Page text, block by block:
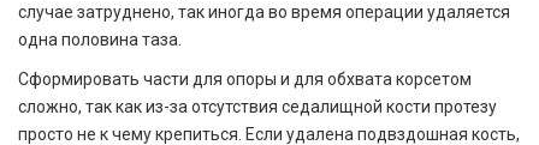
случае затруднено, так иногда во время операции удаляется
одна половина таза.
Сформировать части для опоры и для обхвата корсетом
сложно, так как из-за отсутствия седалищной кости протезу
просто не к чему крепиться. Если удалена подвздошная кость,